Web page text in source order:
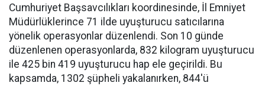
Cumhuriyet Başsavcılıkları koordinesinde, İl Emniyet
Müdürlüklerince 71 ilde uyuşturucu satıcılarına
yönelik operasyonlar düzenlendi. Son 10 günde
düzenlenen operasyonlarda, 832 kilogram uyuşturucu
ile 425 bin 419 uyuşturucu hap ele geçirildi. Bu
kapsamda, 1302 şüpheli yakalanırken, 844'ü